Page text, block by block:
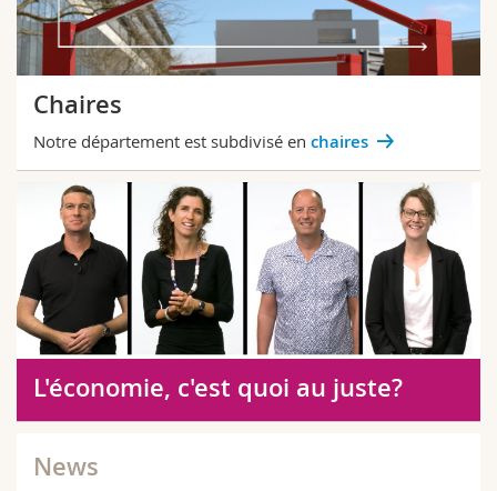
Chaires
Notre département est subdivisé en chaires
L'économie, c'est quoi au juste?
News